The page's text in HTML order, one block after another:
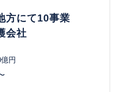
方にて10事業
会社
円